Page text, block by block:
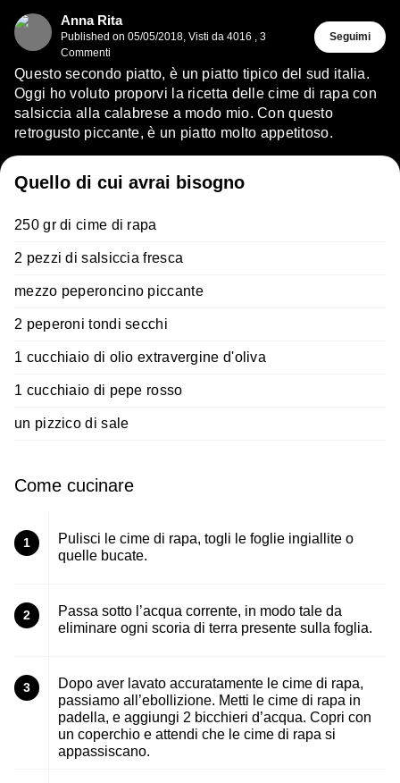
Anna Rita
Published on 05/05/2018, Visti da 4016 , 3
Commenti
Seguimi
Questo secondo piatto, è un piatto tipico del sud italia.
Oggi ho voluto proporvi la ricetta delle cime di rapa con
salsiccia alla calabrese a modo mio. Con questo
retrogusto piccante, è un piatto molto appetitoso.
Quello di cui avrai bisogno
250 gr di cime di rapa
2 pezzi di salsiccia fresca
mezzo peperoncino piccante
2 peperoni tondi secchi
1 cucchiaio di olio extravergine d'oliva
1 cucchiaio di pepe rosso
un pizzico di sale
Come cucinare
1
Pulisci le cime di rapa, togli le foglie ingiallite o
quelle bucate.
2
Passa sotto l’acqua corrente, in modo tale da
eliminare ogni scoria di terra presente sulla foglia.
3
Dopo aver lavato accuratamente le cime di rapa,
passiamo all’ebollizione. Metti le cime di rapa in
padella, e aggiungi 2 bicchieri d’acqua. Copri con
un coperchio e attendi che le cime di rapa si
appassiscano.